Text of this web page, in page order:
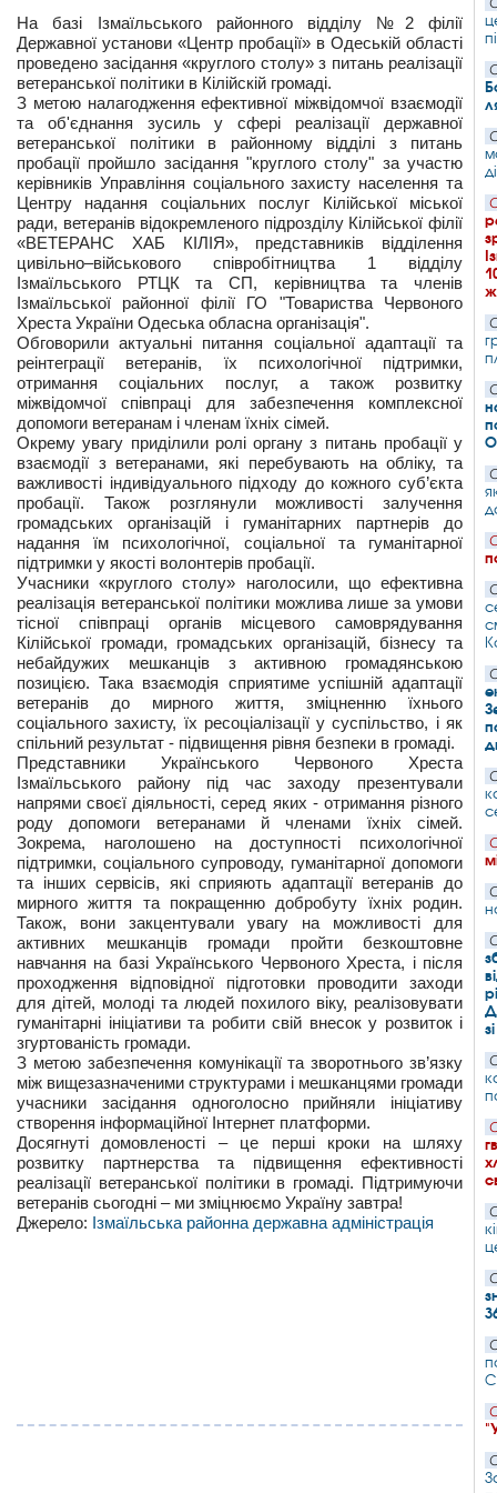
На базі Ізмаїльського районного відділу №2 філії
Державної установи «Центр пробації» в Одеській області
проведено засідання «круглого столу» з питань реалізації
ветеранської політики в Кілійскій громаді.
З метою налагодження ефективної міжвідомчої взаємодії
та об'єднання зусиль у сфері реалізації державної
ветеранської політики в районному відділі з питань
пробації пройшло засідання "круглого столу" за участю
керівників Управління соціального захисту населення та
Центру надання соціальних послуг Кілійської міської
ради, ветеранів відокремленого підрозділу Кілійської філії
«ВЕТЕРАНС ХАБ КІЛІЯ», представників відділення
цивільно–військового співробітництва 1 відділу
Ізмаїльського РТЦК та СП, керівництва та членів
Ізмаїльської районної філії ГО "Товариства Червоного
Хреста України Одеська обласна організація".
Обговорили актуальні питання соціальної адаптації та
реінтеграції ветеранів, їх психологічної підтримки,
отримання соціальних послуг, а також розвитку
міжвідомчої співпраці для забезпечення комплексної
допомоги ветеранам і членам їхніх сімей.
Окрему увагу приділили ролі органу з питань пробації у
взаємодії з ветеранами, які перебувають на обліку, та
важливості індивідуального підходу до кожного суб’єкта
пробації. Також розглянули можливості залучення
громадських організацій і гуманітарних партнерів до
надання їм психологічної, соціальної та гуманітарної
підтримки у якості волонтерів пробації.
Учасники «круглого столу» наголосили, що ефективна
реалізація ветеранської політики можлива лише за умови
тісної співпраці органів місцевого самоврядування
Кілійської громади, громадських організацій, бізнесу та
небайдужих мешканців з активною громадянською
позицією. Така взаємодія сприятиме успішній адаптації
ветеранів до мирного життя, зміцненню їхнього
соціального захисту, їх ресоціалізації у суспільство, і як
спільний результат - підвищення рівня безпеки в громаді.
Представники Українського Червоного Хреста
Ізмаїльського району під час заходу презентували
напрями своєї діяльності, серед яких - отримання різного
роду допомоги ветеранами й членами їхніх сімей.
Зокрема, наголошено на доступності психологічної
підтримки, соціального супроводу, гуманітарної допомоги
та інших сервісів, які сприяють адаптації ветеранів до
мирного життя та покращенню добробуту їхніх родин.
Також, вони закцентували увагу на можливості для
активних мешканців громади пройти безкоштовне
навчання на базі Українського Червоного Хреста, і після
проходження відповідної підготовки проводити заходи
для дітей, молоді та людей похилого віку, реалізовувати
гуманітарні ініціативи та робити свій внесок у розвиток і
згуртованість громади.
З метою забезпечення комунікації та зворотнього зв’язку
між вищезазначеними структурами і мешканцями громади
учасники засідання одноголосно прийняли ініціативу
створення інформаційної Інтернет платформи.
Досягнуті домовленості – це перші кроки на шляху
розвитку партнерства та підвищення ефективності
реалізації ветеранської політики в громаді. Підтримуючи
ветеранів сьогодні – ми зміцнюємо Україну завтра!
Джерело: Ізмаїльська районна державна адміністрація